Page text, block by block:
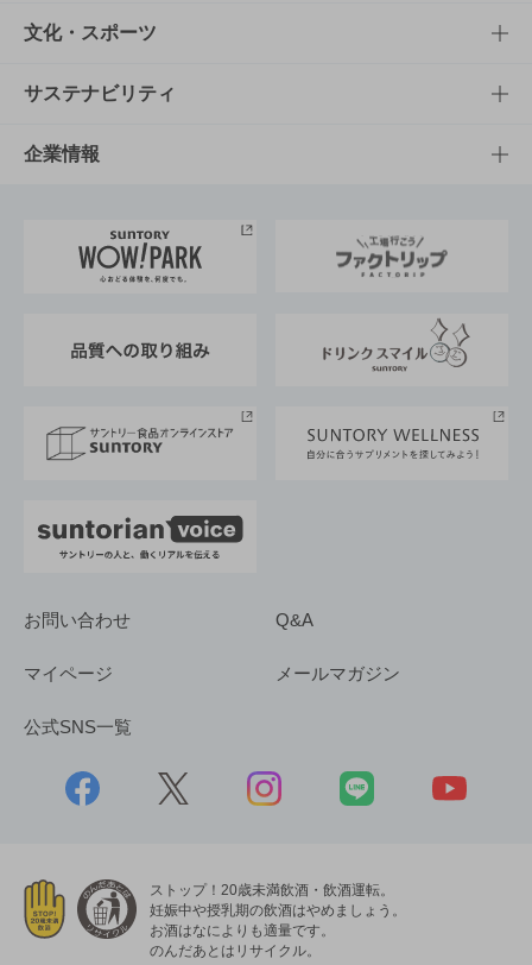
商品一覧
商品発売情報
栄養成分一覧
知る・楽しむTOP
キャンペーン
工場見学
地域情報
文化・スポーツ
文化・スポーツTOP
サントリーホール
サントリーサンバーズ大阪
サステナビリティ
サステナビリティTOP
サントリーが考えるサステナビリティ経営
企業情報
企業概要
採用情報
お問い合わせ Q&A
マイページ メールマガジン
公式SNS一覧
ストップ！20歳未満飲酒・飲酒運転。
妊娠中や授乳期の飲酒はやめましょう。
お酒はなによりも適量です。
のんだあとはリサイクル。